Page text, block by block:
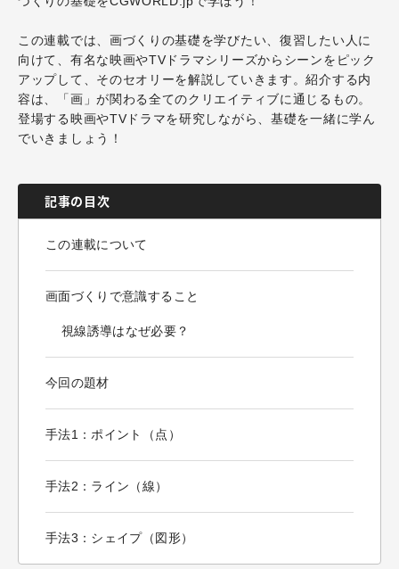
この連載では、画づくりの基礎を学びたい、復習したい人に
向けて、有名な映画やTVドラマシリーズからシーンをピック
アップして、そのセオリーを解説していきます。紹介する内
容は、「画」が関わる全てのクリエイティブに通じるもの。
登場する映画やTVドラマを研究しながら、基礎を一緒に学ん
でいきましょう！
記事の目次
この連載について
画面づくりで意識すること
視線誘導はなぜ必要？
今回の題材
手法1：ポイント（点）
手法2：ライン（線）
手法3：シェイプ（図形）